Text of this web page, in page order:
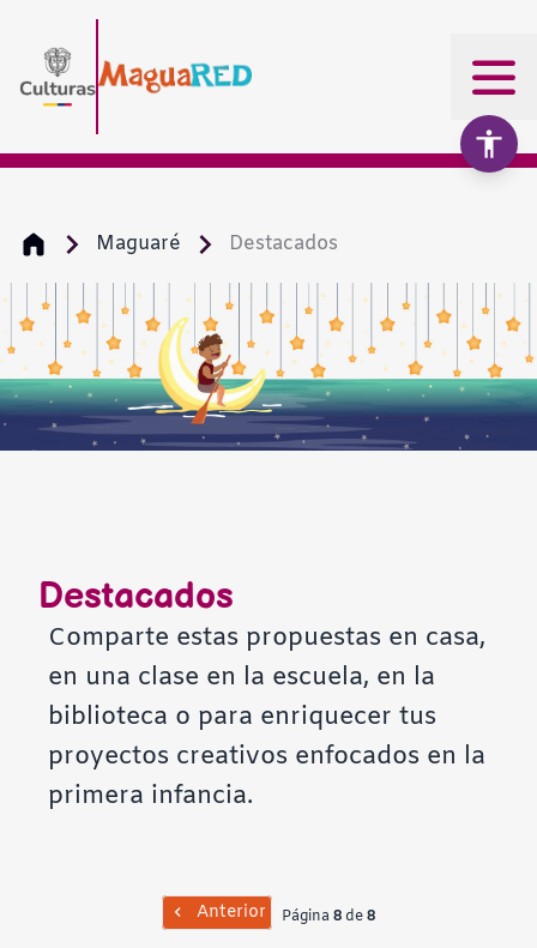
Maguaré Destacados
Destacados
Comparte estas propuestas en casa,
en una clase en la escuela, en la
biblioteca o para enriquecer tus
proyectos creativos enfocados en la
primera infancia.
Anterior Página 8 de8
Aumentar texto 100%
Disminuir texto
Escala de grises
Subrayar enlaces
Fuente legible